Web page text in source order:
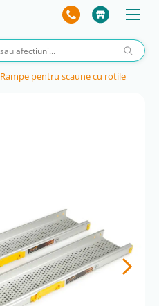
Rampe pentru scaune cu rotile